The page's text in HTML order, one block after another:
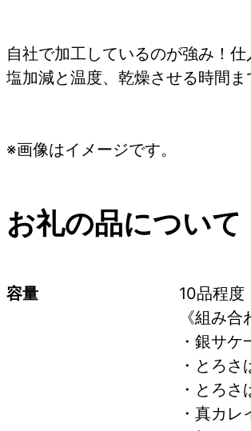
自社で加工しているのが強み！
塩加減と温度、乾燥させる時間ま
※画像はイメージです。
お礼の品について
容量
10品程度
《組み合
・銀サ
・とろ
・とろ
・真カ